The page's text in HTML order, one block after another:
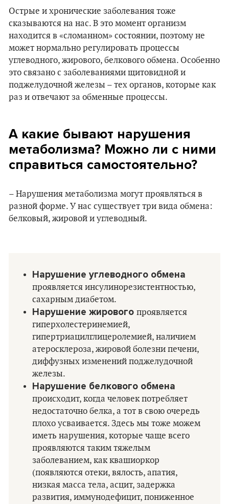
Острые и хронические заболевания тоже
сказываются на нас. В это момент организм
находится в «сломанном» состоянии, поэтому не
может нормально регулировать процессы
углеводного, жирового, белкового обмена. Особенно
это связано с заболеваниями щитовидной и
поджелудочной железы – тех органов, которые как
раз и отвечают за обменные процессы.
А какие бывают нарушения
метаболизма? Можно ли с ними
справиться самостоятельно?
– Нарушения метаболизма могут проявляться в
разной форме. У нас существует три вида обмена:
белковый, жировой и углеводный.
Нарушение углеводного обмена
проявляется инсулинорезистентностью,
сахарным диабетом.
Нарушение жирового проявляется
гиперхолестеринемией,
гипертриацилглицеролемией, наличием
атеросклероза, жировой болезни печени,
диффузных изменений поджелудочной
железы.
Нарушение белкового обмена
происходит, когда человек потребляет
недостаточно белка, а тот в свою очередь
плохо усваивается. Здесь мы тоже можем
иметь нарушения, которые чаще всего
проявляются таким тяжелым
заболеванием, как квашиоркор
(появляются отеки, вялость, апатия,
низкая масса тела, асцит, задержка
развития, иммунодефицит, пониженное